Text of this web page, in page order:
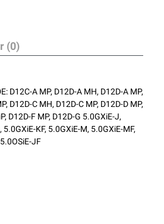
(0)
D12C-A MP, D12D-A MH, D12D-A MP,
D12D-C MH, D12D-C MP, D12D-D MP,
D12D-F MP, D12D-G 5.0GXiE-J,
5.0GXiE-KF, 5.0GXiE-M, 5.0GXiE-MF,
JF